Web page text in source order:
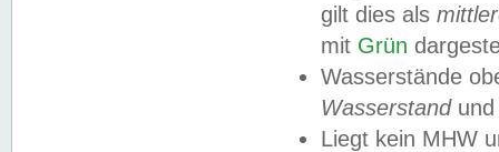
gilt dies als
mit Grün
Wasserstände
Wasserstandund
Liegt kein MHW